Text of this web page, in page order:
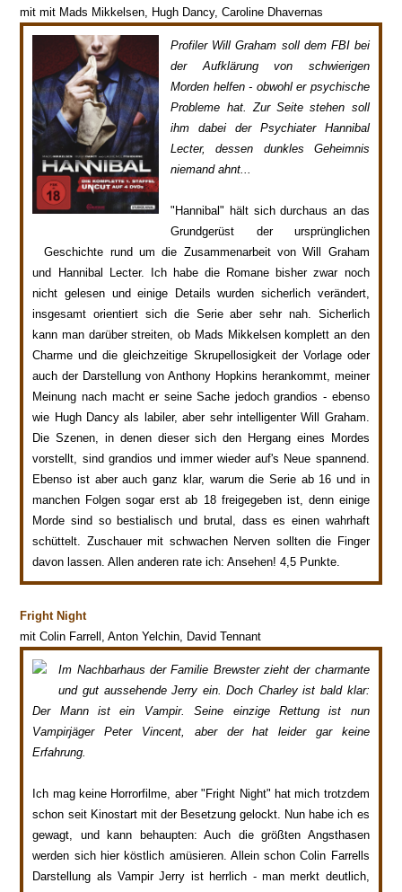
mit mit Mads Mikkelsen, Hugh Dancy, Caroline Dhavernas
Profiler Will Graham soll dem FBI bei
der Aufklärung von schwierigen
Morden helfen - obwohl er psychische
Probleme hat. Zur Seite stehen soll
ihm dabei der Psychiater Hannibal
Lecter, dessen dunkles Geheimnis
niemand ahnt...
"Hannibal" hält sich durchaus an das
Grundgerüst der ursprünglichen
Geschichte rund um die Zusammenarbeit von Will Graham
und Hannibal Lecter. Ich habe die Romane bisher zwar noch
nicht gelesen und einige Details wurden sicherlich verändert,
insgesamt orientiert sich die Serie aber sehr nah. Sicherlich
kann man darüber streiten, ob Mads Mikkelsen komplett an den
Charme und die gleichzeitige Skrupellosigkeit der Vorlage oder
auch der Darstellung von Anthony Hopkins herankommt, meiner
Meinung nach macht er seine Sache jedoch grandios - ebenso
wie Hugh Dancy als labiler, aber sehr intelligenter Will Graham.
Die Szenen, in denen dieser sich den Hergang eines Mordes
vorstellt, sind grandios und immer wieder auf's Neue spannend.
Ebenso ist aber auch ganz klar, warum die Serie ab 16 und in
manchen Folgen sogar erst ab 18 freigegeben ist, denn einige
Morde sind so bestialisch und brutal, dass es einen wahrhaft
schüttelt. Zuschauer mit schwachen Nerven sollten die Finger
davon lassen. Allen anderen rate ich: Ansehen! 4,5 Punkte.
Fright Night
mit Colin Farrell, Anton Yelchin, David Tennant
Im Nachbarhaus der Familie Brewster zieht der charmante
und gut aussehende Jerry ein. Doch Charley ist bald klar:
Der Mann ist ein Vampir. Seine einzige Rettung ist nun
Vampirjäger Peter Vincent, aber der hat leider gar keine
Erfahrung.
Ich mag keine Horrorfilme, aber "Fright Night" hat mich trotzdem
schon seit Kinostart mit der Besetzung gelockt. Nun habe ich es
gewagt, und kann behaupten: Auch die größten Angsthasen
werden sich hier köstlich amüsieren. Allein schon Colin Farrells
Darstellung als Vampir Jerry ist herrlich - man merkt deutlich,